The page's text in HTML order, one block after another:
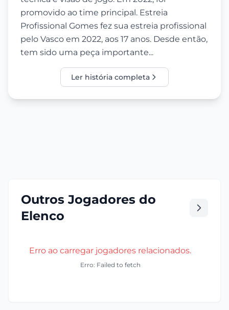
promovido ao time principal. Estreia
Profissional Gomes fez sua estreia profissional
pelo Vasco em 2022, aos 17 anos. Desde então,
tem sido uma peça importante...
Ler história completa
Outros Jogadores do
Elenco
Erro ao carregar jogadores relacionados.
Erro: Failed to fetch